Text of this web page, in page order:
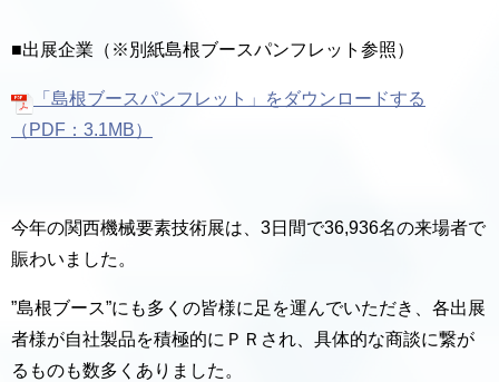
■出展企業（※別紙島根ブースパンフレット参照）
「島根ブースパンフレット」をダウンロードする
（PDF：3.1MB）
今年の関西機械要素技術展は、3日間で36,936名の来場者で
賑わいました。
”島根ブース”にも多くの皆様に足を運んでいただき、各出展
者様が自社製品を積極的にＰＲされ、具体的な商談に繋が
るものも数多くありました。